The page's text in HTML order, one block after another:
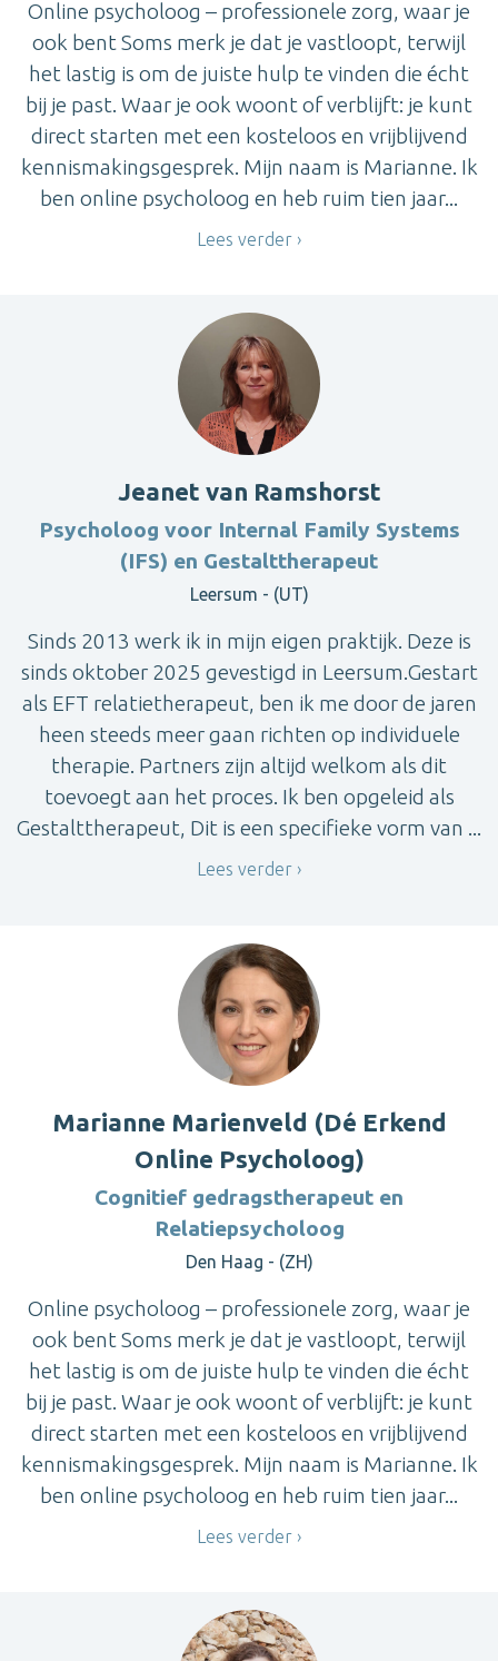
Online psycholoog – professionele zorg, waar je
ook bent Soms merk je dat je vastloopt, terwijl
het lastig is om de juiste hulp te vinden die écht
bij je past. Waar je ook woont of verblijft: je kunt
direct starten met een kosteloos en vrijblijvend
kennismakingsgesprek. Mijn naam is Marianne. Ik
ben online psycholoog en heb ruim tien jaar...
Lees verder
Jeanet van Ramshorst
Psycholoog voor Internal Family Systems
(IFS) en Gestalttherapeut
Leersum - (UT)
Sinds 2013 werk ik in mijn eigen praktijk. Deze is
sinds oktober 2025 gevestigd in Leersum.Gestart
als EFT relatietherapeut, ben ik me door de jaren
heen steeds meer gaan richten op individuele
therapie. Partners zijn altijd welkom als dit
toevoegt aan het proces. Ik ben opgeleid als
Gestalttherapeut, Dit is een specifieke vorm van ...
Lees verder
Marianne Marienveld (Dé Erkend
Online Psycholoog)
Cognitief gedragstherapeut en
Relatiepsycholoog
Den Haag - (ZH)
Online psycholoog – professionele zorg, waar je
ook bent Soms merk je dat je vastloopt, terwijl
het lastig is om de juiste hulp te vinden die écht
bij je past. Waar je ook woont of verblijft: je kunt
direct starten met een kosteloos en vrijblijvend
kennismakingsgesprek. Mijn naam is Marianne. Ik
ben online psycholoog en heb ruim tien jaar...
Lees verder